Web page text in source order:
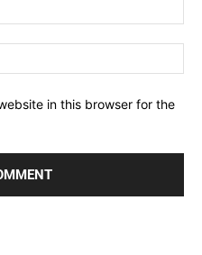
in this browser for the